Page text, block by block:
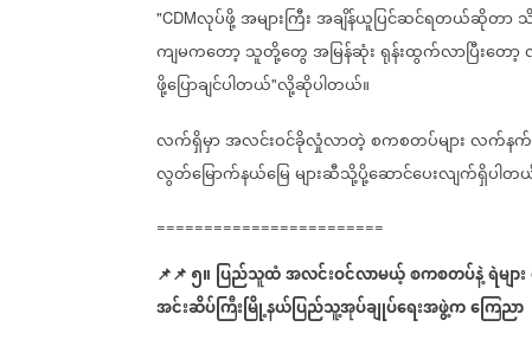
"CDMလုပ်ဖို့အများကြီးအချိန်ယူပြင်ဆင်ရတယ်ဆိုတာ
ကျမကတော့သူတို့တွေအမြန်ဆုံးရုန်းထွက်လာပြီးတော့
ဖို့ပြောချင်ပါတယ်"လို့ဆိုပါတယ်။
လက်ရှိမှာအလင်းဝင်ခိုလှုံလာတဲ့စကစတပ်များလက်နက်
လွတ်မြောက်နယ်မြေများဆီသို့ပို့ဆောင်ပေးလျက်ရှိပါတ
========================
📌📌၅။ ပြည်သူထံအလင်းဝင်လာမယ့်စကစတပ်နဲ့ရဲများ
အင်းဆိပ်ကြီးမြို့နယ်ပြည်သူ့အုပ်ချုပ်ရေးအဖွဲ့ကကြေညာ